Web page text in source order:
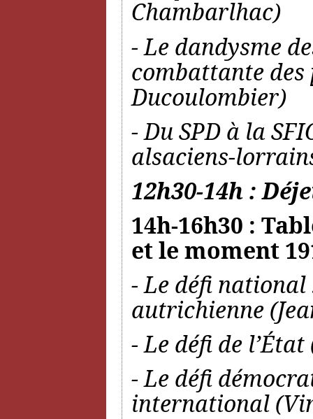
Chambarlhac)
- Le dandysme
combattante
Ducoulombier)
- Du SPD à la
alsaciens-
12h30-14h :
14h-16h30 :
et le moment
- Le défi
autrichienne
- Le défi de
- Le défi
international